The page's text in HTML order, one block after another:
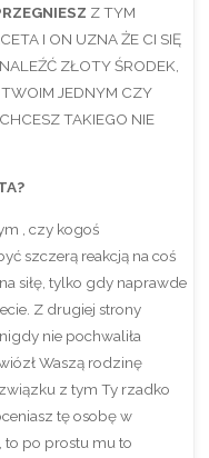
Z TYM
I ON UZNA ŻE CI SIĘ
ZŁOTY ŚRODEK,
JEDNYM CZY
TAKIEGO NIE
, czy kogoś
szczerą reakcją na coś
siłę, tylko gdy naprawde
Z drugiej strony
nie pochwaliła
Waszą rodzinę
z tym Ty rzadko
tę osobę w
to po prostu mu to